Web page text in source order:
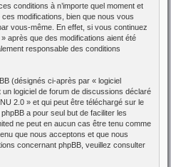
conditions à n’importe quel moment et
modifications, bien que nous vous
vous-même. En effet, si vous continuez
après que des modifications aient été
responsable des conditions
(désignés ci-après par « logiciel
logiciel de forum de discussions déclaré
2.0 » et qui peut être téléchargé sur le
a pour seul but de faciliter les
ne peut en aucun cas être tenu comme
que nous acceptons et que nous
concernant phpBB, veuillez consulter